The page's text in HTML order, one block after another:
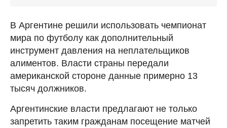
В Аргентине решили использовать чемпионат
мира по футболу как дополнительный
инструмент давления на неплательщиков
алиментов. Власти страны передали
американской стороне данные примерно 13
тысяч должников.
Аргентинские власти предлагают не только
запретить таким гражданам посещение матчей